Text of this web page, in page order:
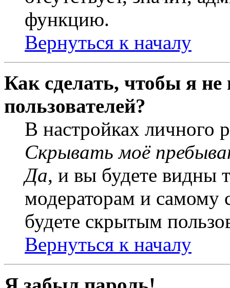
функцию.
Вернуться к началу
Как сделать, чтобы я
пользователей?
В настройках личного
Скрывать моё
Да, и вы будете видны
модераторам и самому
будете скрытым
Вернуться к началу